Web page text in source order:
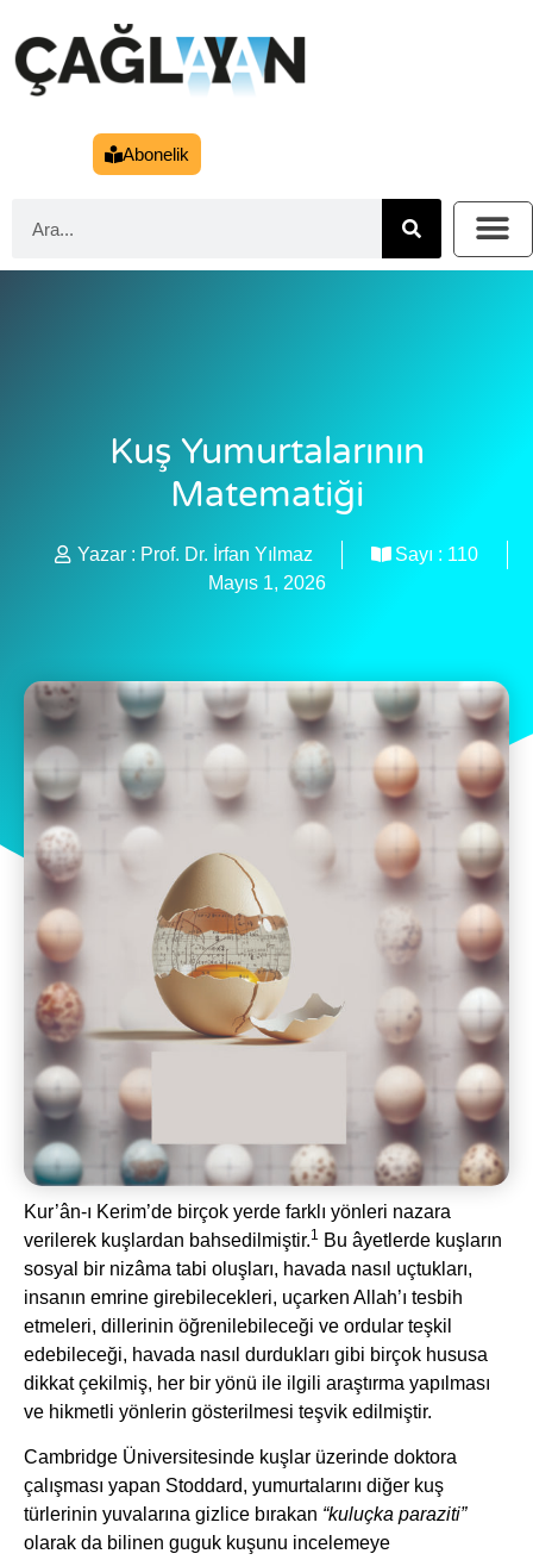
Abonelik
Kuş Yumurtalarının
Matematiği
Yazar : Prof. Dr. İrfan Yılmaz Sayı : 110
Mayıs 1, 2026
Kur’ân-ı Kerim’de birçok yerde farklı yönleri nazara
verilerek kuşlardan bahsedilmiştir.1
Bu âyetlerde kuşların
sosyal bir nizâma tabi oluşları, havada nasıl uçtukları,
insanın emrine girebilecekleri, uçarken Allah’ı tesbih
etmeleri, dillerinin öğrenilebileceği ve ordular teşkil
edebileceği, havada nasıl durdukları gibi birçok hususa
dikkat çekilmiş, her bir yönü ile ilgili araştırma yapılması
ve hikmetli yönlerin gösterilmesi teşvik edilmiştir.
Cambridge Üniversitesinde kuşlar üzerinde doktora
çalışması yapan Stoddard, yumurtalarını diğer kuş
türlerinin yuvalarına gizlice bırakan “kuluçka paraziti”
olarak da bilinen guguk kuşunu incelemeye